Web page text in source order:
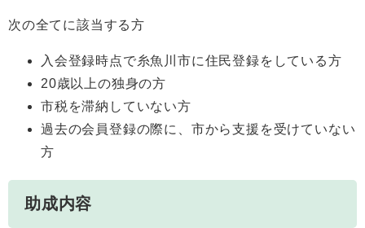
次の全てに該当する方
入会登録時点で糸魚川市に住民登録をしている方
20歳以上の独身の方
市税を滞納していない方
過去の会員登録の際に、市から支援を受けていない
方
助成内容